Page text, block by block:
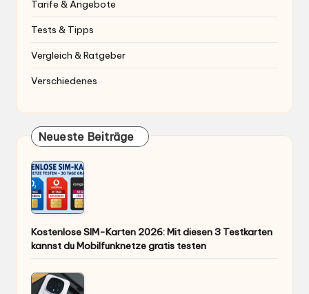
Tarife & Angebote
Tests & Tipps
Vergleich & Ratgeber
Verschiedenes
Neueste Beiträge
Kostenlose SIM-Karten 2026: Mit diesen 3 Testkarten
kannst du Mobilfunknetze gratis testen